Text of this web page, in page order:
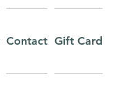
Contact Gift Card